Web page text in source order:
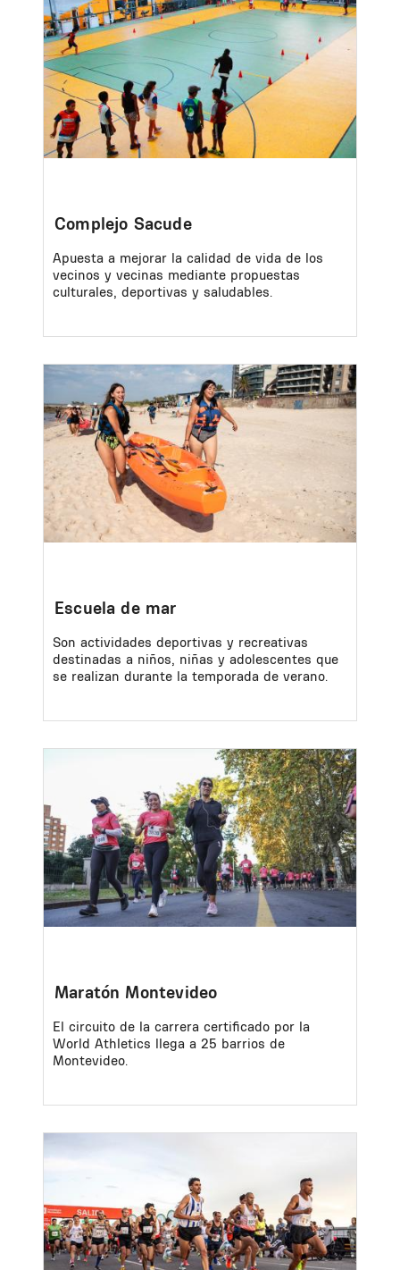
Complejo Sacude
Apuesta a mejorar la calidad de vida de los
vecinos y vecinas mediante propuestas
culturales, deportivas y saludables.
Image
Escuela de mar
Son actividades deportivas y recreativas
destinadas a niños, niñas y adolescentes que
se realizan durante la temporada de verano.
Maratón Montevideo
El circuito de la carrera certificado por la
World Athletics llega a 25 barrios de
Montevideo.
Image